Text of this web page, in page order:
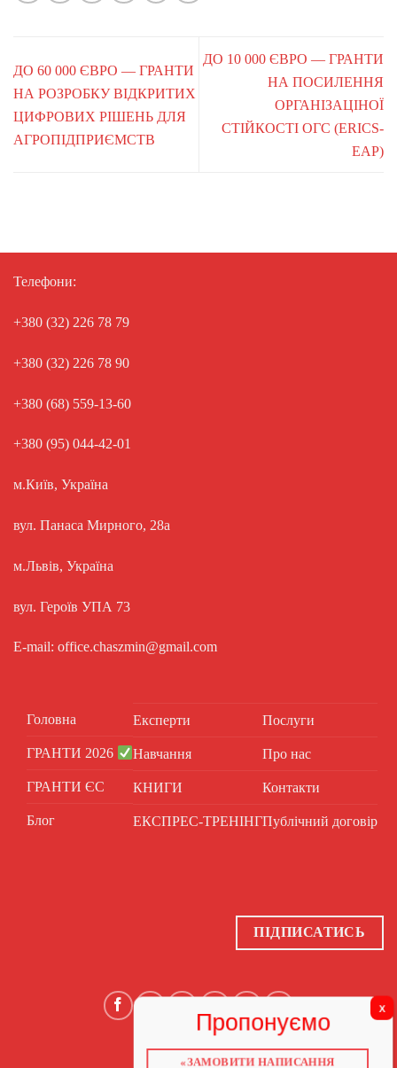
ДО 60 000 ЄВРО — ГРАНТИ
НА РОЗРОБКУ ВІДКРИТИХ
ЦИФРОВИХ РІШЕНЬ ДЛЯ
АГРОПІДПРИЄМСТВ
ДО 10 000 ЄВРО — ГРАНТИ
НА ПОСИЛЕННЯ
ОРГАНІЗАЦІНОЇ
СТІЙКОСТІ ОГС (ERICS-
EAP)
Телефони:
+380 (32) 226 78 79
+380 (32) 226 78 90
+380 (68) 559-13-60
+380 (95) 044-42-01
м.Київ, Україна
вул. Панаса Мирного, 28а
м.Львів, Україна
вул. Героїв УПА 73
E-mail: office.chaszmin@gmail.com
Головна
ГРАНТИ 2026
ГРАНТИ ЄС
Блог
Експерти
Навчання
КНИГИ
ЕКСПРЕС-ТРЕНІНГ
Послуги
Про нас
Контакти
Публічний договір
ПІДПИСАТИСЬ
«ЗАМОВИТИ НАПИСАННЯ